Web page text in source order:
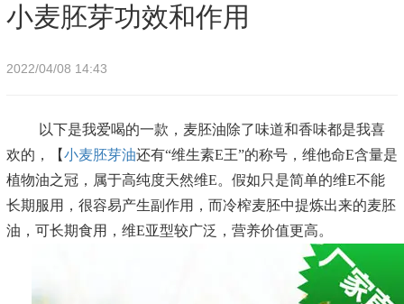
小麦胚芽功效和作用
2022/04/08 14:43
以下是我爱喝的一款，麦胚油除了味道和香味都是我喜
欢的，【小麦胚芽油还有“维生素E王”的称号，维他命E含量是
植物油之冠，属于高纯度天然维E。假如只是简单的维E不能
长期服用，很容易产生副作用，而冷榨麦胚中提炼出来的麦胚
油，可长期食用，维E亚型较广泛，营养价值更高。